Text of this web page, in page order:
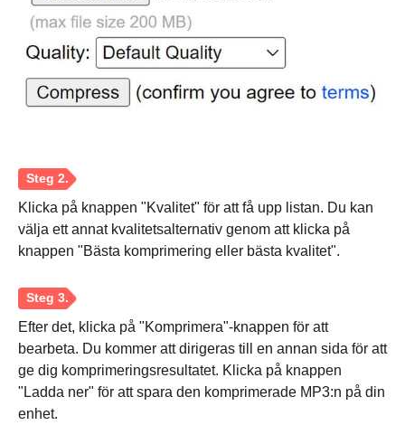
Klicka på knappen "Kvalitet" för att få upp listan. Du kan
välja ett annat kvalitetsalternativ genom att klicka på
knappen "Bästa komprimering eller bästa kvalitet".
Efter det, klicka på "Komprimera"-knappen för att
bearbeta. Du kommer att dirigeras till en annan sida för att
ge dig komprimeringsresultatet. Klicka på knappen
"Ladda ner" för att spara den komprimerade MP3:n på din
enhet.